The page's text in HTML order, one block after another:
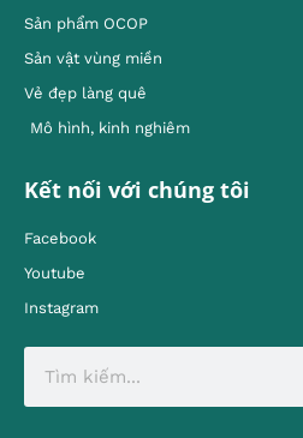
Sản phẩm OCOP
Sản vật vùng miền
Vẻ đẹp làng quê
Mô hình, kinh nghiêm
Kết nối với chúng tôi
Facebook
Youtube
Instagram